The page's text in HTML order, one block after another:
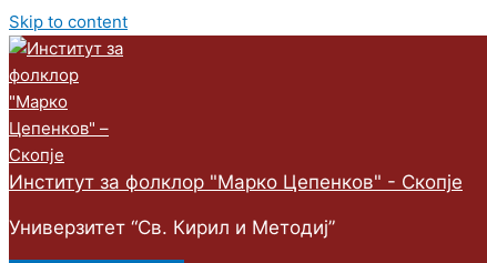
Skip to content
Институт за фолклор "Марко Цепенков" - Скопје
Универзитет “Св. Кирил и Методиј”